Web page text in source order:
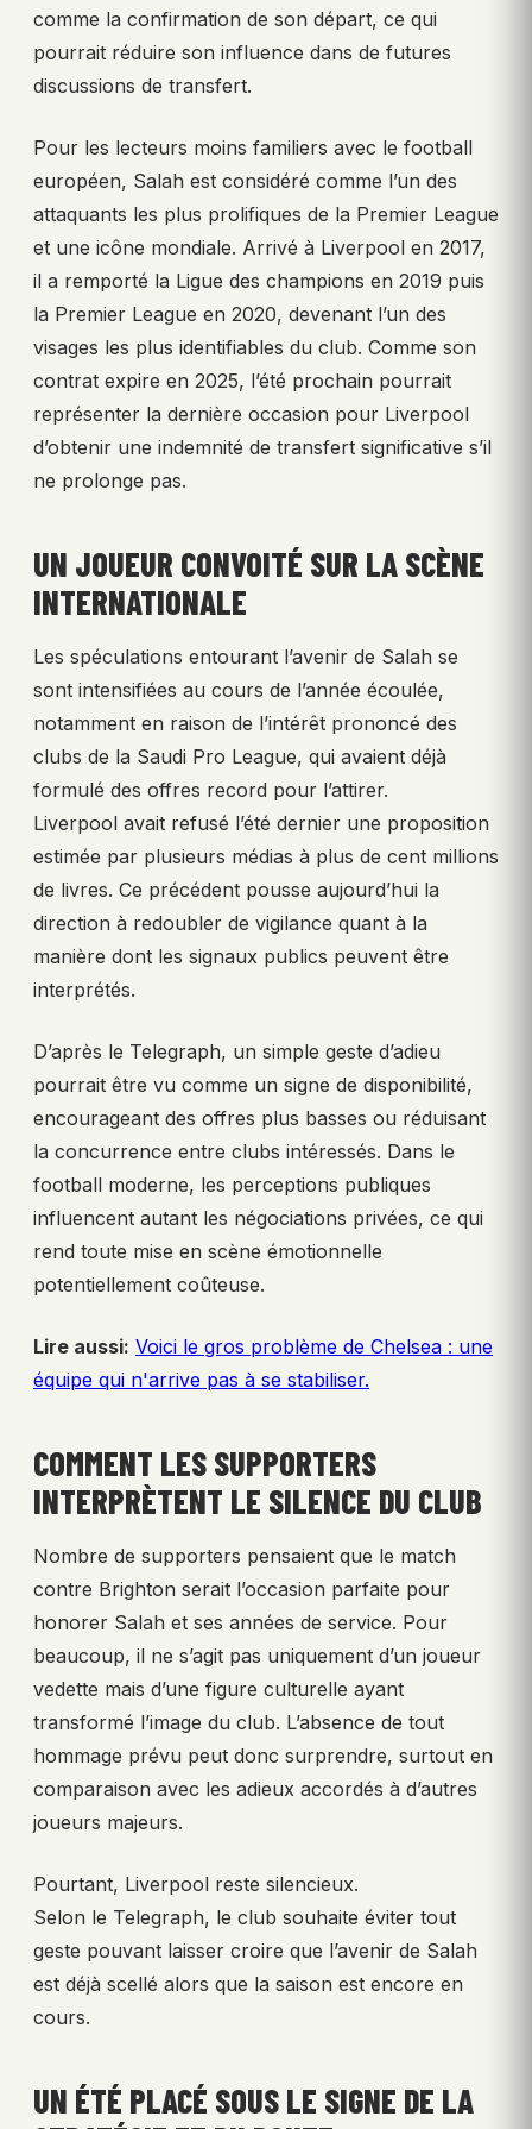
comme la confirmation de son départ, ce qui
pourrait réduire son influence dans de futures
discussions de transfert.
Pour les lecteurs moins familiers avec le football
européen, Salah est considéré comme l’un des
attaquants les plus prolifiques de la Premier League
et une icône mondiale. Arrivé à Liverpool en 2017,
il a remporté la Ligue des champions en 2019 puis
la Premier League en 2020, devenant l’un des
visages les plus identifiables du club. Comme son
contrat expire en 2025, l’été prochain pourrait
représenter la dernière occasion pour Liverpool
d’obtenir une indemnité de transfert significative s’il
ne prolonge pas.
UN JOUEUR CONVOITÉ SUR LA SCÈNE
INTERNATIONALE
Les spéculations entourant l’avenir de Salah se
sont intensifiées au cours de l’année écoulée,
notamment en raison de l’intérêt prononcé des
clubs de la Saudi Pro League, qui avaient déjà
formulé des offres record pour l’attirer.
Liverpool avait refusé l’été dernier une proposition
estimée par plusieurs médias à plus de cent millions
de livres. Ce précédent pousse aujourd’hui la
direction à redoubler de vigilance quant à la
manière dont les signaux publics peuvent être
interprétés.
D’après le Telegraph, un simple geste d’adieu
pourrait être vu comme un signe de disponibilité,
encourageant des offres plus basses ou réduisant
la concurrence entre clubs intéressés. Dans le
football moderne, les perceptions publiques
influencent autant les négociations privées, ce qui
rend toute mise en scène émotionnelle
potentiellement coûteuse.
Lire aussi: Voici le gros problème de Chelsea : une
équipe qui n'arrive pas à se stabiliser.
COMMENT LES SUPPORTERS
INTERPRÈTENT LE SILENCE DU CLUB
Nombre de supporters pensaient que le match
contre Brighton serait l’occasion parfaite pour
honorer Salah et ses années de service. Pour
beaucoup, il ne s’agit pas uniquement d’un joueur
vedette mais d’une figure culturelle ayant
transformé l’image du club. L’absence de tout
hommage prévu peut donc surprendre, surtout en
comparaison avec les adieux accordés à d’autres
joueurs majeurs.
Pourtant, Liverpool reste silencieux.
Selon le Telegraph, le club souhaite éviter tout
geste pouvant laisser croire que l’avenir de Salah
est déjà scellé alors que la saison est encore en
cours.
UN ÉTÉ PLACÉ SOUS LE SIGNE DE LA